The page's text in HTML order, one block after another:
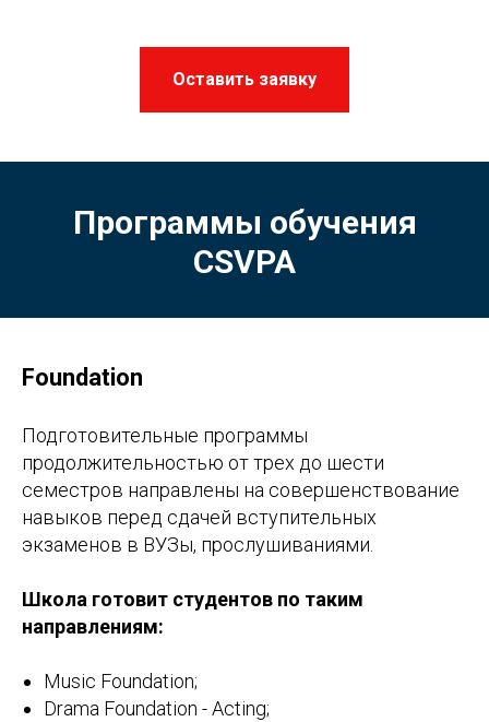
Оставить заявку
Программы обучения
CSVPA
Foundation
Подготовительные программы
продолжительностью от трех до шести
семестров направлены на совершенствование
навыков перед сдачей вступительных
экзаменов в ВУЗы, прослушиваниями.
Школа готовит студентов по таким
направлениям:
Music Foundation;
Drama Foundation - Acting;